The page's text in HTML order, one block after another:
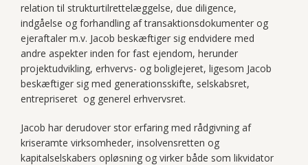
relation til strukturtilrettelæggelse, due diligence,
indgåelse og forhandling af transaktionsdokumenter og
ejeraftaler m.v. Jacob beskæftiger sig endvidere med
andre aspekter inden for fast ejendom, herunder
projektudvikling, erhvervs- og boliglejeret, ligesom Jacob
beskæftiger sig med generationsskifte, selskabsret,
entrepriseret og generel erhvervsret.
Jacob har derudover stor erfaring med rådgivning af
kriseramte virksomheder, insolvensretten og
kapitalselskabers opløsning og virker både som likvidator